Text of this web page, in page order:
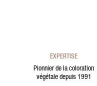
EXPERTISE
Pionnier de la coloration
végétale depuis 1991